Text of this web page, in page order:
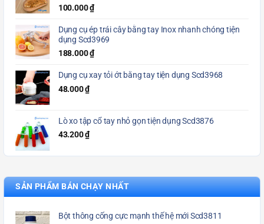
100.000₫
Dụng cụ ép trái cây bằng tay Inox nhanh chóng tiện
dụng Scd3969
188.000₫
Dụng cụ xay tỏi ớt bằng tay tiện dụng Scd3968
48.000₫
Lò xo tập cổ tay nhỏ gọn tiện dụng Scd3876
43.200₫
SẢN PHẨM BÁN CHẠY NHẤT
Bột thông cống cực mạnh thế hệ mới Scd3811